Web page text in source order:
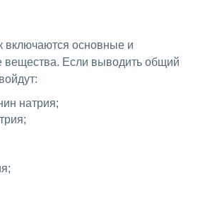
включаются основные и
вещества. Если выводить общий
натрия;